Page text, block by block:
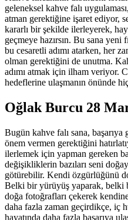
geleneksel kahve falı
atman gerektiğine işaret ediyor,
kararlı bir şekilde ilerleyerek,
geçmeye hazırsın. Bu sana yeni
bu cesaretli adımı atarken, her
olman gerektiğini de unutma.
adımı atmak için ilham veriyor.
hedeflerine ulaşmanın önünde
Oğlak Burcu 28
Bugün kahve falı sana,
önem vermen gerektiğini
ilerlemek için yapman gereken
değişikliklerin bazıları seni
götürebilir. Kendi özgürlüğünü
Belki bir yürüyüş yaparak, belki
doğa fotoğrafları çekerek
daha fazla zaman geçirdikçe, iç
hayatında daha fazla başarıya